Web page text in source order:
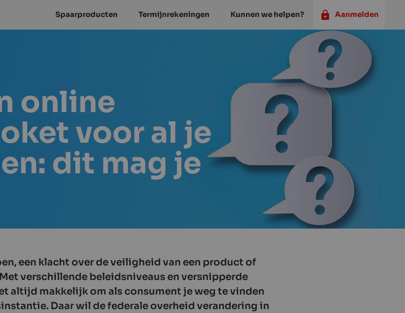
Spaarproducten Termijnrekeningen Kunnen we helpen? Aanmelden
online
voor al je
dit mag je
een klacht over de veiligheid van een product of
verschillende beleidsniveaus en versnipperde
altijd makkelijk om als consument je weg te vinden
Daar wil de federale overheid verandering in